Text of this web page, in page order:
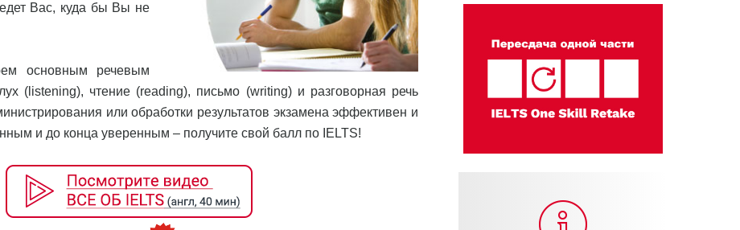
Вас, куда бы Вы не
основным речевым
(listening), чтение (reading), письмо (writing) и разговорная речь
или обработки результатов экзамена эффективен и
и до конца уверенным – получите свой балл по IELTS!